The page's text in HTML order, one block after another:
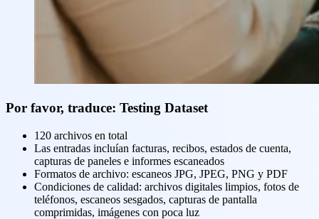
Por favor, traduce: Testing Dataset
120 archivos en total
Las entradas incluían facturas, recibos, estados de cuenta,
capturas de paneles e informes escaneados
Formatos de archivo: escaneos JPG, JPEG, PNG y PDF
Condiciones de calidad: archivos digitales limpios, fotos de
teléfonos, escaneos sesgados, capturas de pantalla
comprimidas, imágenes con poca luz